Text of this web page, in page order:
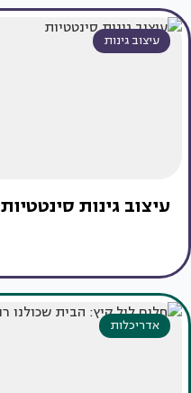
עיצוב גינות
עיצוב גינות סינטטיות
אדריכלות